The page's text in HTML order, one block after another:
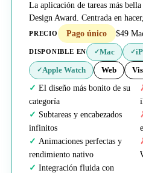
La aplicación de tareas más
Design Award. Centrada en
PRECIO Pago único $49
DISPONIBLE EN ✓Mac ✓
✓Apple Watch Web
El diseño más bonito de su
categoría
Subtareas y encabezados
infinitos
Animaciones perfectas y
rendimiento nativo
Integración fluida con